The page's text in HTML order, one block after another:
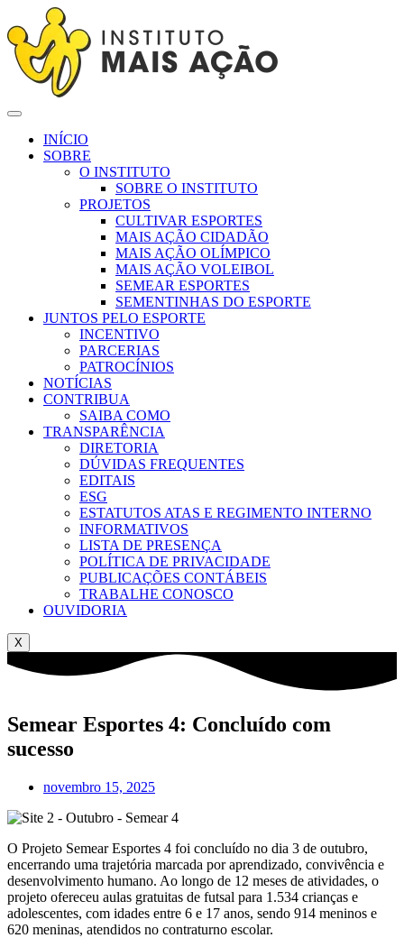
INÍCIO
SOBRE
O INSTITUTO
SOBRE O INSTITUTO
PROJETOS
CULTIVAR ESPORTES
MAIS AÇÃO CIDADÃO
MAIS AÇÃO OLÍMPICO
MAIS AÇÃO VOLEIBOL
SEMEAR ESPORTES
SEMENTINHAS DO ESPORTE
JUNTOS PELO ESPORTE
INCENTIVO
PARCERIAS
PATROCÍNIOS
NOTÍCIAS
CONTRIBUA
SAIBA COMO
TRANSPARÊNCIA
DIRETORIA
DÚVIDAS FREQUENTES
EDITAIS
ESG
ESTATUTOS ATAS E REGIMENTO INTERNO
INFORMATIVOS
LISTA DE PRESENÇA
POLÍTICA DE PRIVACIDADE
PUBLICAÇÕES CONTÁBEIS
TRABALHE CONOSCO
OUVIDORIA
X
Semear Esportes 4: Concluído com
sucesso
novembro 15, 2025
O Projeto Semear Esportes 4 foi concluído no dia 3 de outubro,
encerrando uma trajetória marcada por aprendizado, convivência e
desenvolvimento humano. Ao longo de 12 meses de atividades, o
projeto ofereceu aulas gratuitas de futsal para 1.534 crianças e
adolescentes, com idades entre 6 e 17 anos, sendo 914 meninos e
620 meninas, atendidos no contraturno escolar.